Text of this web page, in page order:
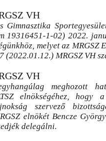
VH
Gimnasztika
19316451-1-02) 2022.
melyet az MRGSZ
(2022.01.12.) MRGSZ VH
VH
meghozott
elnökségéhez, hogy
szervező
elnökét Bencze
delegálni.